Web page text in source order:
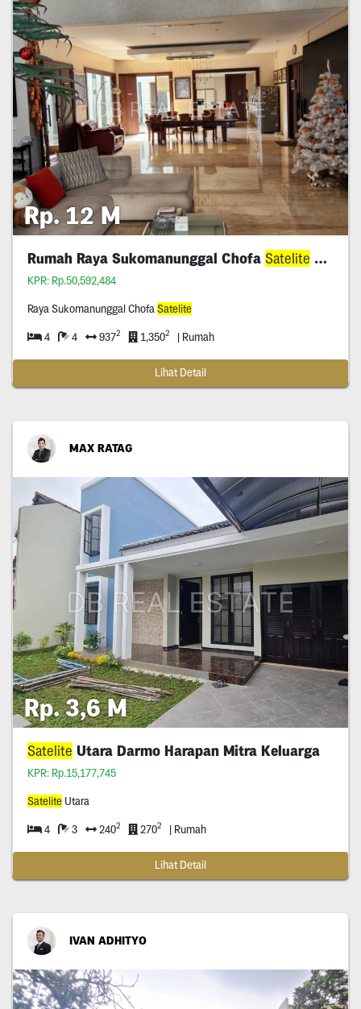
Rp. 12 M
Rumah Raya Sukomanunggal Chofa Satelite
KPR: Rp.50,592,484
Raya Sukomanunggal Chofa Satelite
4 4 9372 1,3502 | Rumah
Lihat Detail
MAX RATAG
Rp. 3,6 M
Satelite Utara Darmo Harapan Mitra Keluarga
KPR: Rp.15,177,745
SateliteUtara
4 3 2402 2702 | Rumah
Lihat Detail
IVAN ADHITYO